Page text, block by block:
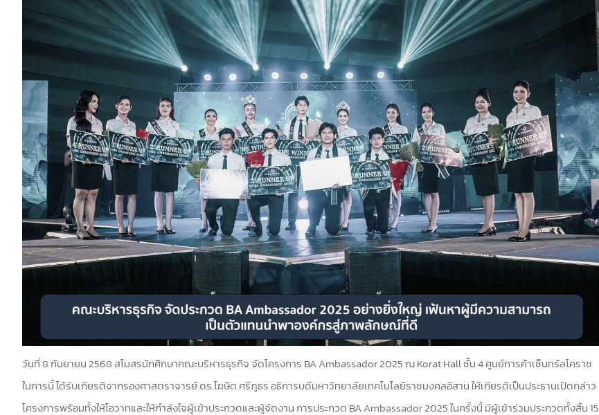
วันที่ 8 กันยายน 2568 สโมสรนักศึกษาคณะบริหารธุรกิจ จัดโครงการ BA Ambassador 2025 ณ Korat Hall ชั้น 4 ศูนย์การค้าเซ็นทรัลโคราช
ในการนี้ ได้รับเกียรติจากรองศาสตราจารย์ ดร.โฆษิต ศรีภูธร อธิการบดีมหาวิทยาลัยเทคโนโลยีราชมงคลอีสาน ให้เกียรติเป็นประธานเปิดกล่าว
โครงการพร้อมทั้งให้โอวาทและให้กำลังใจผู้เข้าประกวดและผู้จัดงาน การประกวด BA Ambassador 2025 ในครั้งนี้ มีผู้เข้าร่วมประกวดทั้งสิ้น 15